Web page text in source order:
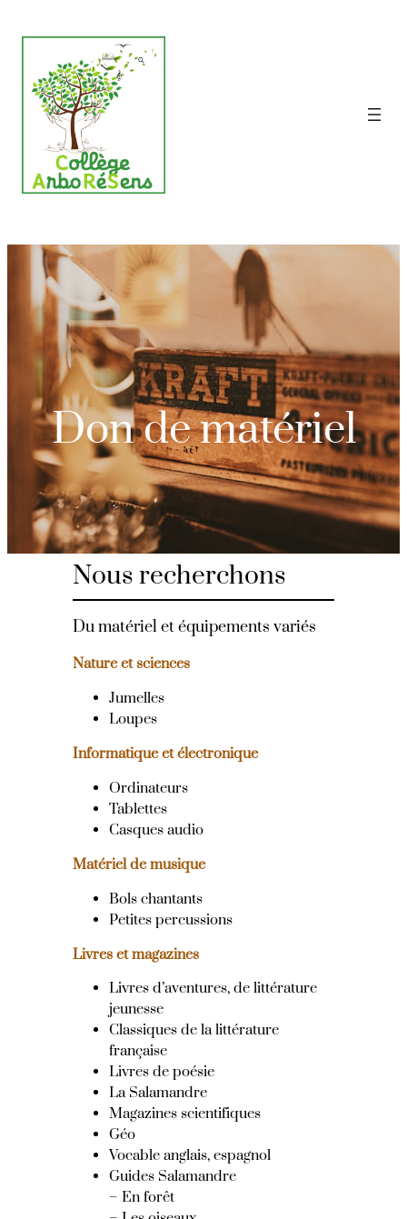
Don de matériel
Nous recherchons
Du matériel et équipements variés
Nature et sciences
Jumelles
Loupes
Informatique et électronique
Ordinateurs
Tablettes
Casques audio
Matériel de musique
Bols chantants
Petites percussions
Livres et magazines
Livres d’aventures, de littérature
jeunesse
Classiques de la littérature
française
Livres de poésie
La Salamandre
Magazines scientifiques
Géo
Vocable anglais, espagnol
Guides Salamandre
– En forêt